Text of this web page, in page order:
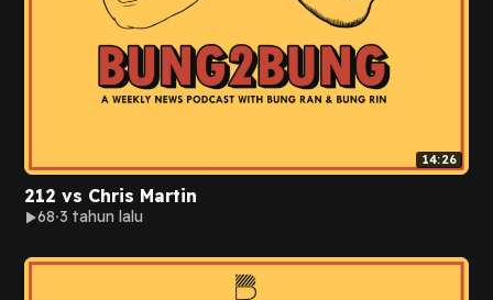
14:26
212 vs Chris Martin
68 3 tahun lalu